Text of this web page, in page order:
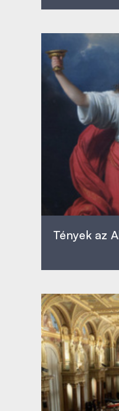
Tények az